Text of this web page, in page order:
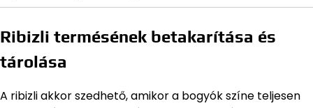
Ribizli termésének betakarítása és
tárolása
A ribizli akkor szedhető, amikor a bogyók színe teljesen